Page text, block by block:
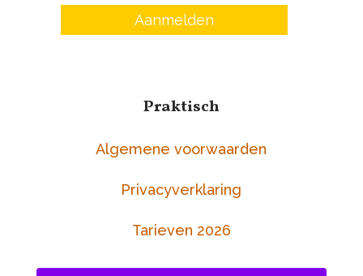
Aanmelden
Praktisch
Algemene voorwaarden
Privacyverklaring
Tarieven 2026